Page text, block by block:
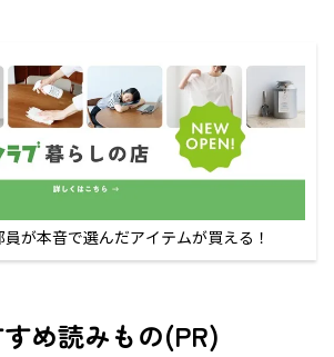
が本音で選んだアイテムが買える！
め読みもの(PR)